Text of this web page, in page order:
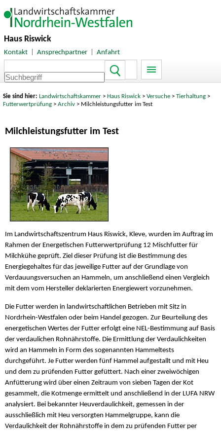
Haus Riswick
Kontakt| Ansprechpartner| Anfahrt
Sie sind hier: Landwirtschaftskammer > Haus Riswick >Versuche >Tierhaltung >
Futterwertprüfung >Archiv > Milchleistungsfutter im Test
Milchleistungsfutter im Test
Im Landwirtschaftszentrum Haus Riswick, Kleve, wurden im Auftrag im
Rahmen der Energetischen Futterwertprüfung 12 Mischfutter für
Milchkühe geprüft. Ziel dieser Prüfung ist die Bestimmung des
Energiegehaltes für das jeweilige Futter auf der Grundlage von
Verdauungsversuchen an Hammeln, um anschließend einen Vergleich
mit dem vom Hersteller deklarierten Energiewert vorzunehmen.
Die Futter werden in landwirtschaftlichen Betrieben mit Sitz in
Nordrhein-Westfalen oder beim Handel gezogen. Zur Beurteilung des
energetischen Wertes der Futter erfolgt eine NEL-Bestimmung auf Basis
der verdaulichen Rohnährstoffe. Die Ermittlung der Verdaulichkeiten
wird an Hammeln in Form des sogenannten Hammeltests
durchgeführt. Je Futter werden fünf Hammel aufgestallt und mit Heu
und dem zu prüfenden Futter gefüttert. Nach einer zweiwöchigen
Anfütterung wird über einen Zeitraum von sieben Tagen der Kot
gesammelt, die Kotmenge ermittelt und anschließend in der LUFA NRW
analysiert. Bei bekannter Heuverdaulichkeit, gemessen in der
ausschließlich mit Heu versorgten Hammelgruppe, kann die
Verdaulichkeit der Rohnährstoffe in dem zu prüfenden Futter per